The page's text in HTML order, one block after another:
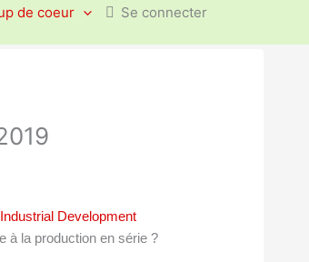
de coeur Se connecter
Development
à la production en série ?